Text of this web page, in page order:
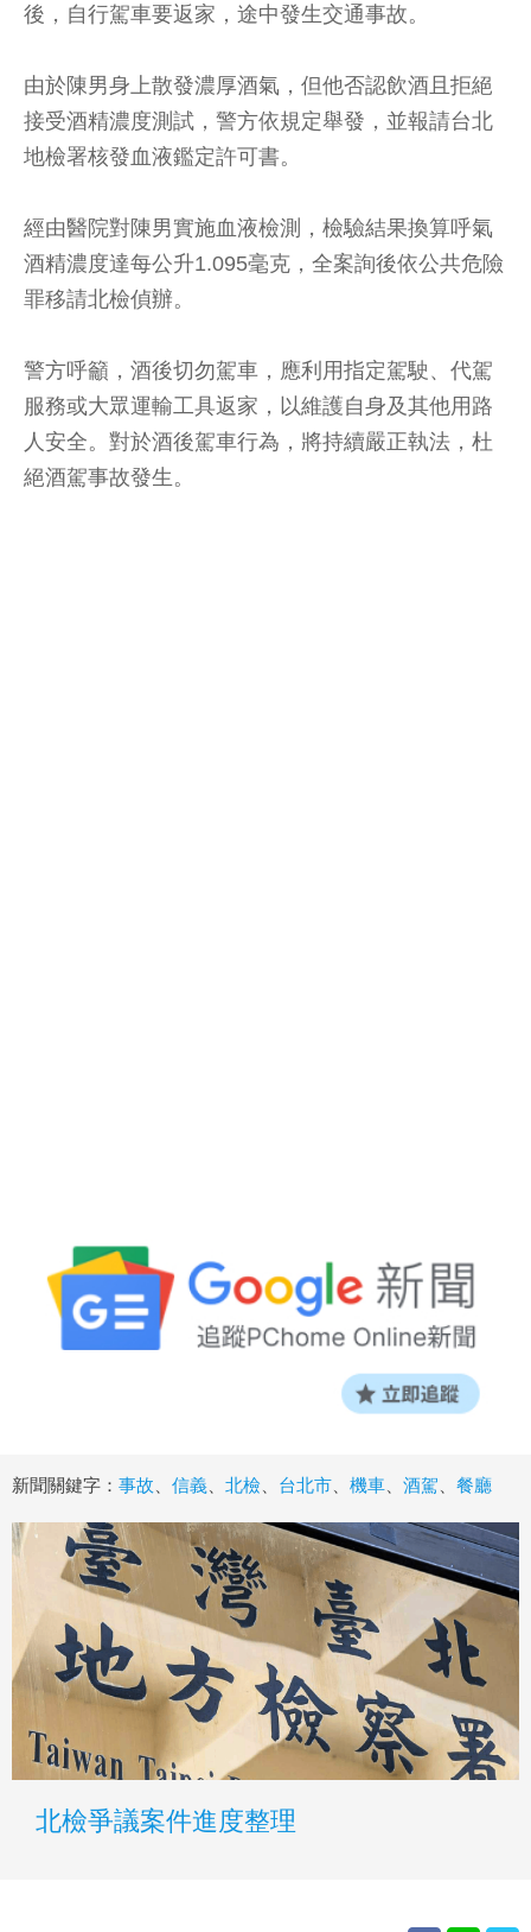
後，自行駕車要返家，途中發生交通事故。
由於陳男身上散發濃厚酒氣，但他否認飲酒且拒絕
接受酒精濃度測試，警方依規定舉發，並報請台北
地檢署核發血液鑑定許可書。
經由醫院對陳男實施血液檢測，檢驗結果換算呼氣
酒精濃度達每公升1.095毫克，全案詢後依公共危險
罪移請北檢偵辦。
警方呼籲，酒後切勿駕車，應利用指定駕駛、代駕
服務或大眾運輸工具返家，以維護自身及其他用路
人安全。對於酒後駕車行為，將持續嚴正執法，杜
絕酒駕事故發生。
新聞關鍵字： 事故 信義 北檢 台北市 機車 酒駕 餐廳
北檢爭議案件進度整理